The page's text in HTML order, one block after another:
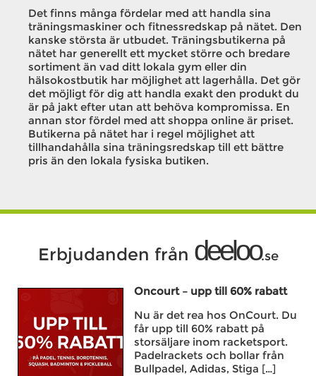
Det finns många fördelar med att handla sina
träningsmaskiner och fitnessredskap på nätet. Den
kanske största är utbudet. Träningsbutikerna på
nätet har generellt ett mycket större och bredare
sortiment än vad ditt lokala gym eller din
hälsokostbutik har möjlighet att lagerhålla. Det gör
det möjligt för dig att handla exakt den produkt du
är på jakt efter utan att behöva kompromissa. En
annan stor fördel med att shoppa online är priset.
Butikerna på nätet har i regel möjlighet att
tillhandahålla sina träningsredskap till ett bättre
pris än den lokala fysiska butiken.
Erbjudanden från deeloo.se
Oncourt – upp till 60% rabatt
Nu är det rea hos OnCourt. Du
får upp till 60% rabatt på
storsäljare inom racketsport.
Padelrackets och bollar från
Bullpadel, Adidas, Stiga […]